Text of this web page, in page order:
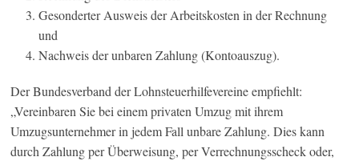
Gesonderter Ausweis der Arbeitskosten in der Rechnung
und
Nachweis der unbaren Zahlung (Kontoauszug).
Der Bundesverband der Lohnsteuerhilfevereine empfiehlt:
„Vereinbaren Sie bei einem privaten Umzug mit ihrem
Umzugsunternehmer in jedem Fall unbare Zahlung. Dies kann
durch Zahlung per Überweisung, per Verrechnungsscheck oder,